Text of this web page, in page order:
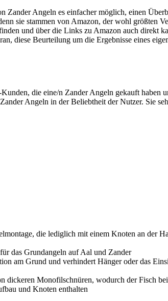
Angeln es einfacher möglich, einen
sie stammen von Amazon, der wohl größten
und über die Links zu Amazon auch direkt
diese Beurteilung um die Ergebnisse eines
die eine/n Zander Angeln gekauft haben
Angeln in der Beliebtheit der Nutzer. Sie
die lediglich mit einem Knoten an der
das Grundangeln auf Aal und Zander
Grund und verhindert Hänger oder das
Monofilschnüren, wodurch der Fisch
und Knoten enthalten